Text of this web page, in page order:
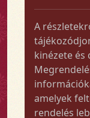
A
kinézete és
amelyek
rendelés